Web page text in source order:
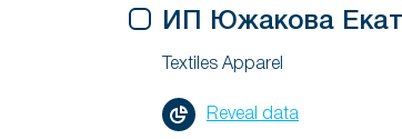
ИП Южакова
Textiles Apparel
Reveal data